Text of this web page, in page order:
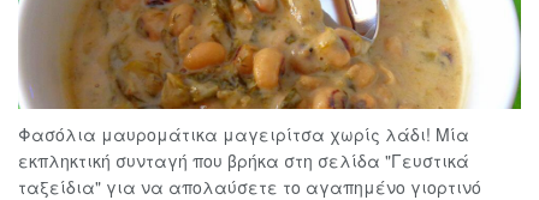
Φασόλια μαυρομάτικα μαγειρίτσα χωρίς λάδι! Μία
εκπληκτική συνταγή που βρήκα στη σελίδα "Γευστικά
ταξείδια" για να απολαύσετε το αγαπημένο γιορτινό